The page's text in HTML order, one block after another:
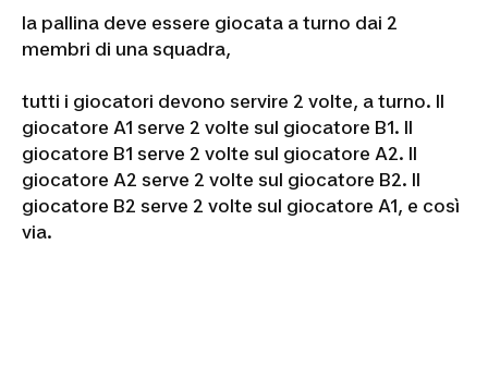
la pallina deve essere giocata a turno dai 2
membri di una squadra,
tutti i giocatori devono servire 2 volte, a turno. Il
giocatore A1 serve 2 volte sul giocatore B1. Il
giocatore B1 serve 2 volte sul giocatore A2. Il
giocatore A2 serve 2 volte sul giocatore B2. Il
giocatore B2 serve 2 volte sul giocatore A1, e così
via.